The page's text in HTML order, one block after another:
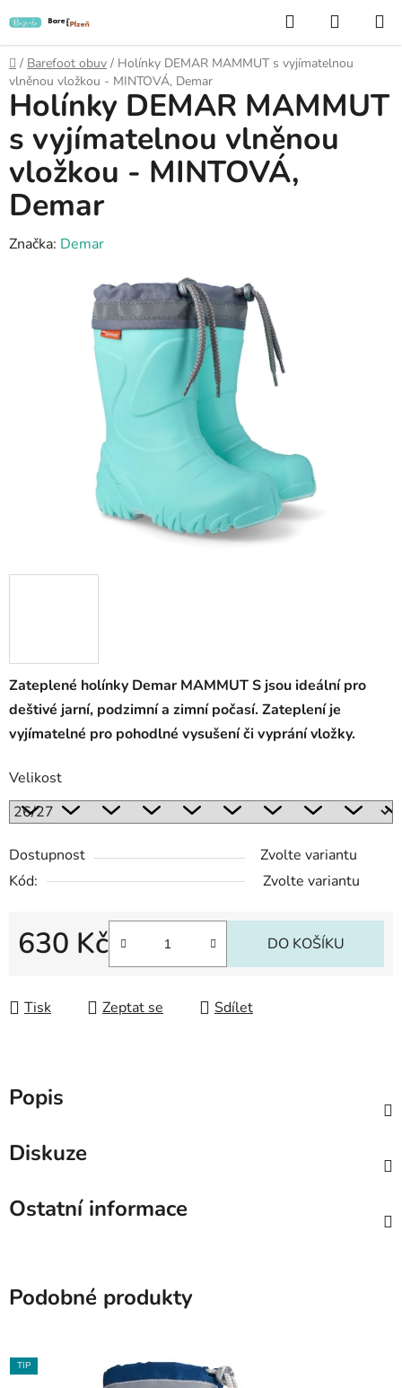
na
obsah
Hledat
KOŠÍK
Domů
/ Barefoot obuv / Holínky DEMAR MAMMUT s vyjímatelnou
vlněnou vložkou - MINTOVÁ, Demar
Zateplené holínky Demar MAMMUT S jsou ideální pro
deštivé jarní, podzimní a zimní počasí. Zateplení je
vyjímatelné pro pohodlné vysušení či vyprání vložky.
Velikost
Dostupnost
Zvolte variantu
Kód:
Zvolte variantu
630 Kč DO KOŠÍKU
Tisk Zeptat se Sdílet
Holínky DEMAR MAMMUT
s vyjímatelnou vlněnou
vložkou - MINTOVÁ,
Demar
Značka: Demar
Popis
Diskuze
Ostatní informace
Podobné produkty
TIP